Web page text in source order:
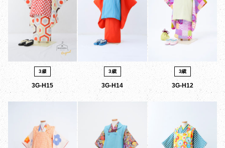
3歳
3G-H15
3歳
3G-H14
3歳
3G-H12